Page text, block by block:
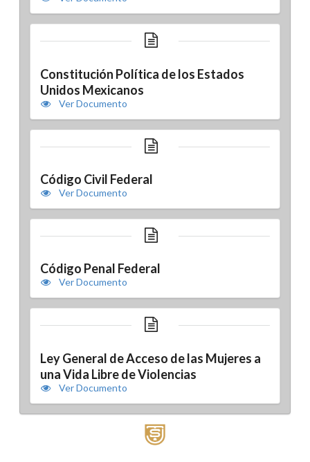
Constitución Política de los Estados
Unidos Mexicanos
Ver Documento
Código Civil Federal
Ver Documento
Código Penal Federal
Ver Documento
Ley General de Acceso de las Mujeres a
una Vida Libre de Violencias
Ver Documento